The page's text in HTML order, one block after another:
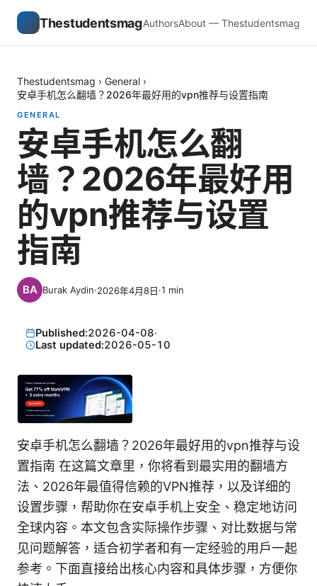
ThestudentsmagAuthorsAbout — Thestudentsmag
Thestudentsmag › General ›
安卓手机怎么翻墙？2026年最好用的vpn推荐与设置指南
GENERAL
安卓手机怎么翻
墙？2026年最好用
的vpn推荐与设置
指南
Burak Aydin·2026年4月8日·1 min
Published:2026-04-08·
Last updated:2026-05-10
安卓手机怎么翻墙？2026年最好用的vpn推荐与设
置指南 在这篇文章里，你将看到最实用的翻墙方
法、2026年最值得信赖的VPN推荐，以及详细的
设置步骤，帮助你在安卓手机上安全、稳定地访问
全球内容。本文包含实际操作步骤、对比数据与常
见问题解答，适合初学者和有一定经验的用户一起
参考。下面直接给出核心内容和具体步骤，方便你